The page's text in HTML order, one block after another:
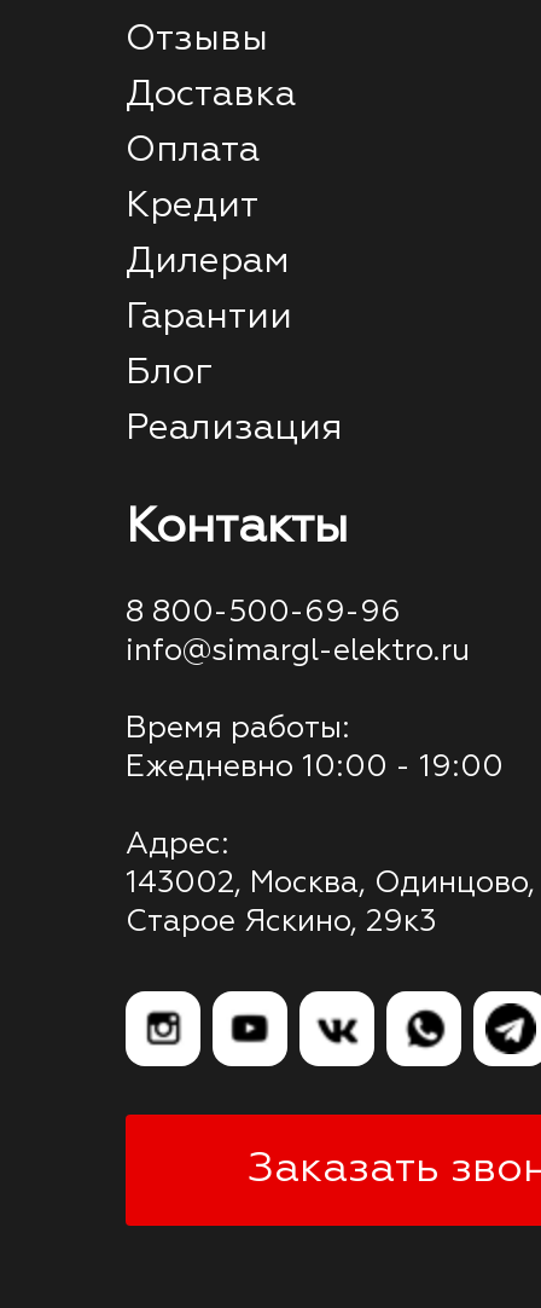
Отзывы
Доставка
Оплата
Кредит
Дилерам
Гарантии
Блог
Реализация
Контакты
8 800-500-69-96
info@simargl-elektro.ru
Время работы:
Ежедневно 10:00 - 19:00
Адрес:
143002, Москва, Одинцово,
Старое Яскино, 29к3
Заказать